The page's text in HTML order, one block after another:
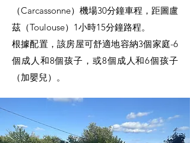
（Carcassonne）機場30分鐘車程，距圖盧
茲（Toulouse）1小時15分鐘路程。
根據配置，該房屋可舒適地容納3個家庭-6
個成人和8個孩子，或8個成人和6個孩子
（加嬰兒）。